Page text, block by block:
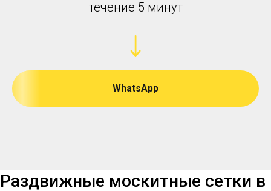
течение 5 минут
WhatsApp
Раздвижные москитные сетки в